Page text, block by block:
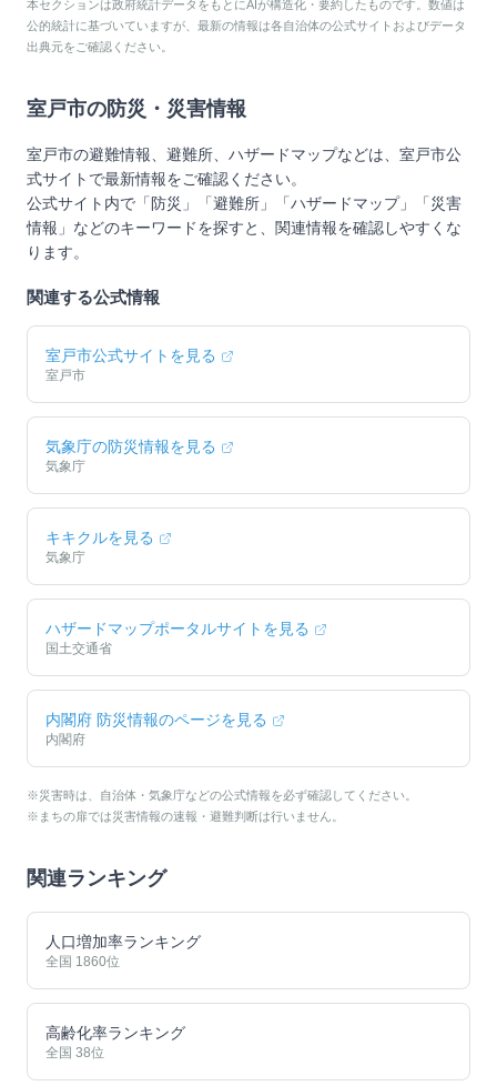
本セクションは政府統計データをもとにAIが構造化・要約したものです。数値は
公的統計に基づいていますが、最新の情報は各自治体の公式サイトおよびデータ
出典元をご確認ください。
室戸市の防災・災害情報
室戸市の避難情報、避難所、ハザードマップなどは、 室戸市公
式サイトで最新情報をご確認ください。
公式サイト内で「防災」「避難所」「ハザードマップ」「災害
情報」などのキーワードを探すと、関連情報を確認しやすくな
ります。
関連する公式情報
室戸市公式サイトを見る
室戸市
気象庁の防災情報を見る
気象庁
キキクルを見る
気象庁
ハザードマップポータルサイトを見る
国土交通省
内閣府 防災情報のページを見る
内閣府
※災害時は、自治体・気象庁などの公式情報を必ず確認してください。
※まちの扉では災害情報の速報・避難判断は行いません。
関連ランキング
人口増加率ランキング
全国 1860位
高齢化率ランキング
全国 38位